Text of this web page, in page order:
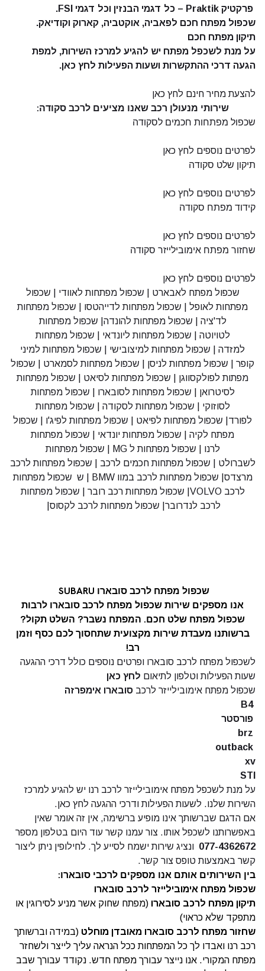
פרקטיק Praktik – כל דגמי הבנזין וכל דגמי FSI.
שכפול מפתח חכם לפאביה, אוקטביה, קארוק וקודיאק.
תיקון מפתח חכם
על מנת לשכפל מפתח יש להגיע למרכז השירות, למפת
הגעה דרכי ההתקשרות ושעות הפעילות לחץ כאן.
להצעת מחיר חינם לחץ כאן
שירותי מנעולן רכב שאנו מציעים לרכב סקודה:
שכפול מפתחות חכמים לסקודה
לפרטים נוספים לחץ כאן
תיקון שלט סקודה
לפרטים נוספים לחץ כאן
קידוד מפתח סקודה
לפרטים נוספים לחץ כאן
שחזור מפתח אימובילייזר סקודה
לפרטים נוספים לחץ כאן
שכפול מפתח לאבארט| שכפול מפתחות לאוודי|
שכפול
מפתחות לאופל| שכפול מפתחות לדייהטסו|
שכפול מפתחות
לד'ציה| שכפול מפתחות להונדה| שכפול מפתחות
לטויוטה| שכפול מפתחות ליונדאי|
שכפול מפתחות
למזדה| שכפול מפתחות למיצובישי
שכפול מפתחות למיני
קופר| שכפול מפתחות לניסן שכפול מפתחות לסמארט|
שכפול
מפתות לפולקסווגן
שכפול מפתחות לסיאט
שכפול מפתחות
לסיטרואן| שכפול מפתחות לסובארו
שכפול מפתחות
לסוזוקי
שכפול מפתחות לסקודה|
שכפול מפתחות
לפורד| שכפול מפתחות לפיאט| שכפול מפתחות לפיג'ו|
שכפול
מפתח לקיה| שכפול מפתחות יונדאי|
שכפול מפתחות
לרנו| שכפול מפתחות ל MG
שכפול מפתחות
לשברולט
שכפול מפתחות חכמים לרכב|
שכפול מפתחות לרכב
מרצדס| שכפול מפתחות לרכב במוו BMW ש
שכפול מפתחות
לרכב VOLVO
| שכפול מפתחות רכב רובר|
שכפול מפתחות
לרכב לנדרובר| שכפול מפתחות לרכב לקסוס|
שכפול מפתח לרכב סובארו SUBARU
אנו מספקים שירות שכפול מפתח לרכב סובארו לרבות
שכפול מפתח שלט חכם. המפתח נשבר? השלטתקול?
ברשותנו מעבדת שירות מקצועית שתחסוך לכם כסף וזמן
רב!
לשכפול מפתח לרכב סובארו ופרטים נוספים כולל דרכי ההגעה
שעות הפעילות וטלפון לתיאום לחץ כאן
שכפול מפתח אימובילייזר לרכבסובארו אימפרזה
פורסטר
xv
STI
על מנת לשכפל מפתח אימובילייזר לרכב רנו יש להגיע למרכז
השירות שלנו. לשעות הפעילות ודרכי ההגעה לחץ כאן.
אם הדגם שברשותך אינו מופיע ברשימה, אין זה אומר שאין
באפשרותנו לשכפל אותו. צור עמנו קשר עוד היום בטלפון מספר
077-4362672ונציג שירות ישמח לסייע לך. לחילופין ניתן ליצור
קשר באמצעות טופס צור קשר.
בין השירותים אותם אנו מספקים לרכבי סובארו:
שכפול מפתח אימובילייזר לרכב סובארו
תיקון מפתח לרכב סובארו (מפתח שחוק אשר מניע לסירוגין או
מתפקד שלא כראוי)
שחזור מפתח לרכב סובארו מאובדן מוחלט(במידה וברשותך
רכב רנו ואבדו לך כל המפתחות ככל הנראה עליך לייצר ולשחזר
מפתח המקורי. אנו נייצר עבורך מפתח חדש. נקודד עבורך שבב